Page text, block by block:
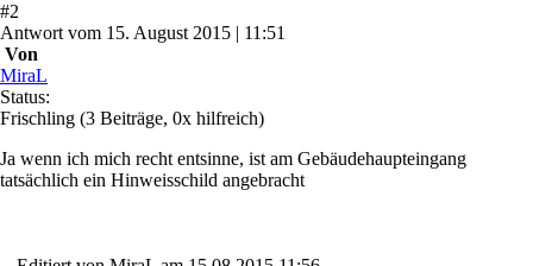
#2
Antwortvom 15. August 2015 | 11:51
Von
MiraL
Status:
Frischling (3 Beiträge, 0x hilfreich)
Ja wenn ich mich recht entsinne, ist am Gebäudehaupteingang
tatsächlich ein Hinweisschild angebracht